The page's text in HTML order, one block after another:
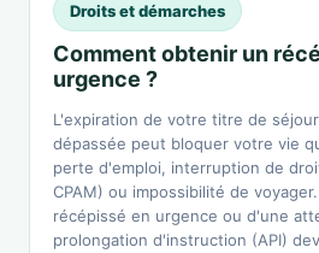
Droits et démarches
Comment obtenir un
urgence ?
L'expiration de votre titre de
dépassée peut bloquer votre vie
perte d'emploi, interruption de
CPAM) ou impossibilité de
récépissé en urgence ou d'une
prolongation d'instruction (API)